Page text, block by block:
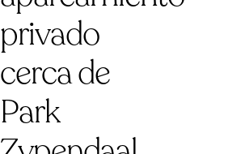
privado
cerca de
Park